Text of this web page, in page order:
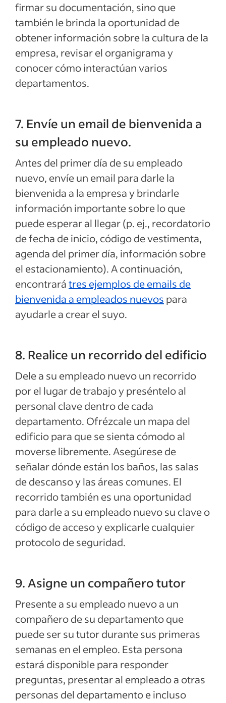
firmar su documentación, sino que
también le brinda la oportunidad de
obtener información sobre la cultura de la
empresa, revisar el organigrama y
conocer cómo interactúan varios
departamentos.
7. Envíe un email de bienvenida a
su empleado nuevo.
Antes del primer día de su empleado
nuevo, envíe un email para darle la
bienvenida a la empresa y brindarle
información importante sobre lo que
puede esperar al llegar (p. ej., recordatorio
de fecha de inicio, código de vestimenta,
agenda del primer día, información sobre
el estacionamiento). A continuación,
encontrarátres ejemplos de emails de
bienvenida a empleados nuevos para
ayudarle a crear el suyo.
8. Realice un recorrido del edificio
Dele a su empleado nuevo un recorrido
por el lugar de trabajo y preséntelo al
personal clave dentro de cada
departamento. Ofrézcale un mapa del
edificio para que se sienta cómodo al
moverse libremente. Asegúrese de
señalar dónde están los baños, las salas
de descanso y las áreas comunes. El
recorrido también es una oportunidad
para darle a su empleado nuevo su clave o
código de acceso y explicarle cualquier
protocolo de seguridad.
9. Asigne un compañero tutor
Presente a su empleado nuevo a un
compañero de su departamento que
puede ser su tutor durante sus primeras
semanas en el empleo. Esta persona
estará disponible para responder
preguntas, presentar al empleado a otras
personas del departamento e incluso